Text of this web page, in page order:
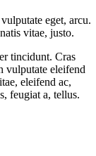
eget, arcu.
vitae, justo.
tincidunt. Cras
vulputate eleifend
eleifend ac,
feugiat a, tellus.